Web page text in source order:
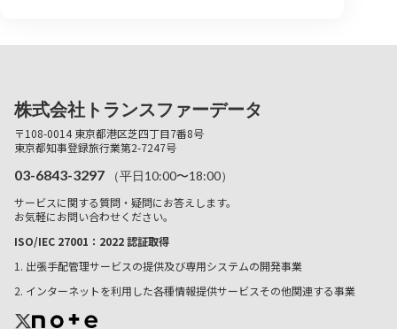
株式会社トランスファーデータ
〒108-0014 東京都港区芝四丁目7番8号
東京都知事登録旅行業第2-7247号
03-6843-3297
（平日10:00〜18:00）
サービスに関する質問・疑問にお答えします。
お気軽にお問い合わせください。
ISO/IEC 27001：2022 認証取得
1. 出張手配管理サービスの提供及び専用システムの開発事業
2. インターネットを利用した各種情報提供サービスその他関連する事業